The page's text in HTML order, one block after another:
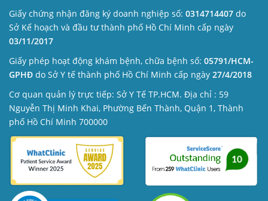
Giấy chứng nhận đăng ký doanh nghiệp số: 0314714407 do
Sở Kế hoạch và đầu tư thành phố Hồ Chí Minh cấp ngày
03/11/2017
Giấy phép hoạt động khám bệnh, chữa bệnh số: 05791/HCM-
GPHĐ do Sở Y tế thành phố Hồ Chí Minh cấp ngày 27/4/2018
Cơ quan quản lý trực tiếp: Sở Y Tế TP.HCM. Địa chỉ : 59
Nguyễn Thị Minh Khai, Phường Bến Thành, Quận 1, Thành
phố Hồ Chí Minh 700000